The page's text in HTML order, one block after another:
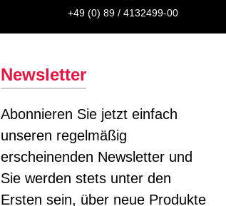
+49 (0) 89 / 4132499-00
Newsletter
Abonnieren Sie jetzt einfach
unseren regelmäßig
erscheinenden Newsletter und
Sie werden stets unter den
Ersten sein, über neue Produkte